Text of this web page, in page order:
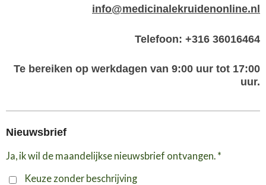
info@medicinalekruidenonline.nl
Telefoon: +316 36016464
Te bereiken op werkdagen van 9:00 uur tot 17:00
uur.
Nieuwsbrief
Ja, ik wil de maandelijkse nieuwsbrief ontvangen. *
Keuze zonder beschrijving